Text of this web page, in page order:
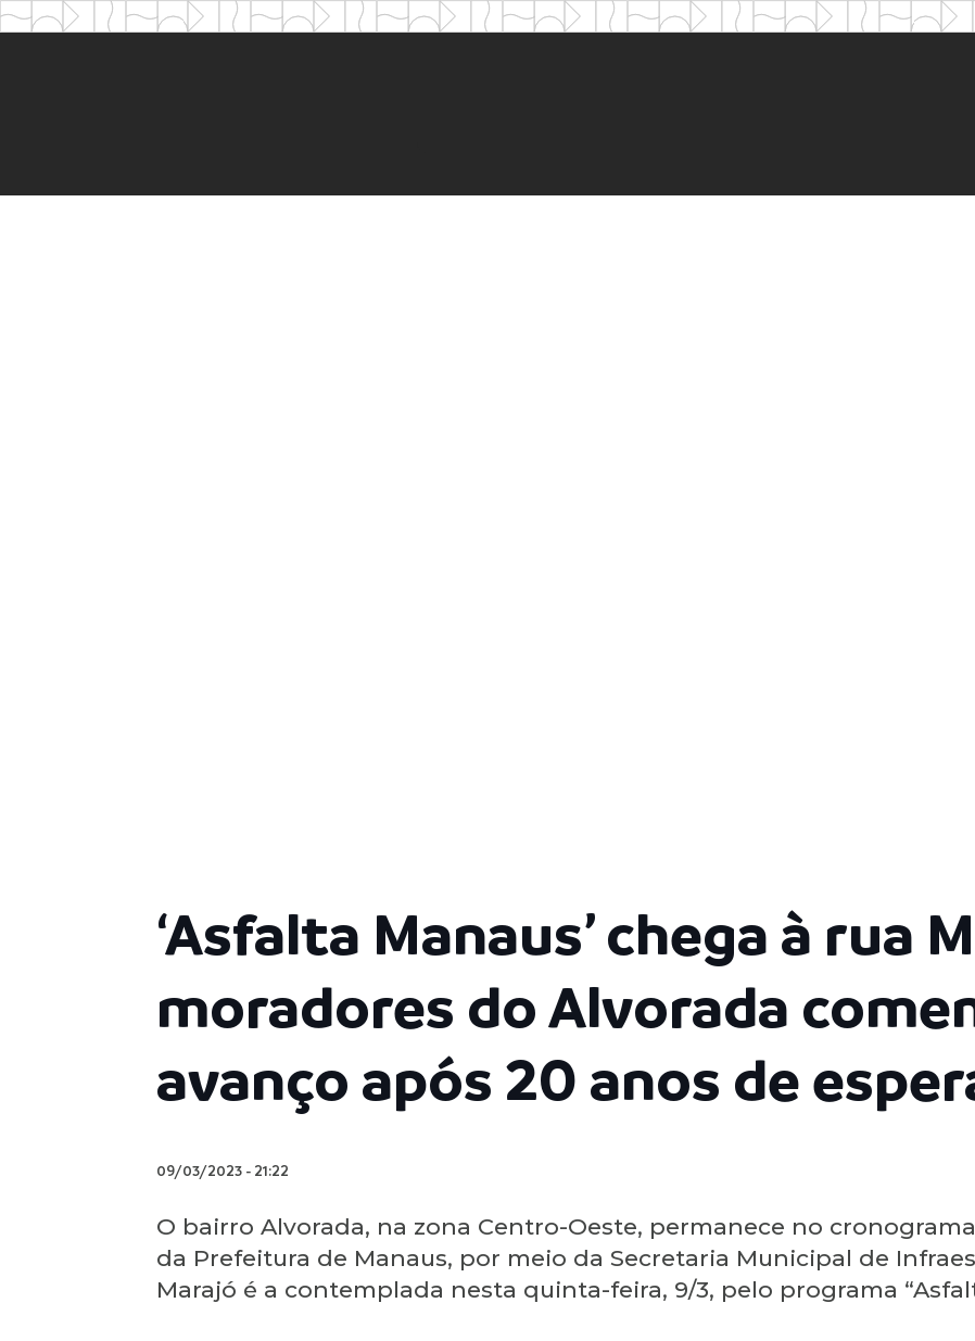
‘Asfalta Manaus’ chega à rua
moradores do Alvorada
avanço após 20 anos de
09/03/2023 - 21:22
O bairro Alvorada, na zona Centro-Oeste, permanece no
da Prefeitura de Manaus, por meio da Secretaria Municipal de
Marajó é a contemplada nesta quinta-feira, 9/3, pelo programa